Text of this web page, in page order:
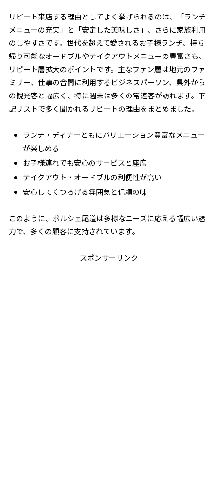
リピート来店する理由としてよく挙げられるのは、「ランチ
メニューの充実」と「安定した美味しさ」、さらに家族利用
のしやすさです。世代を超えて愛されるお子様ランチ、持ち
帰り可能なオードブルやテイクアウトメニューの豊富さも、
リピート層拡大のポイントです。主なファン層は地元のファ
ミリー、仕事の合間に利用するビジネスパーソン、県外から
の観光客と幅広く、特に週末は多くの常連客が訪れます。下
記リストで多く聞かれるリピートの理由をまとめました。
ランチ・ディナーともにバリエーション豊富なメニュー
が楽しめる
お子様連れでも安心のサービスと座席
テイクアウト・オードブルの利便性が高い
安心してくつろげる雰囲気と信頼の味
このように、ポルシェ尾道は多様なニーズに応える幅広い魅
力で、多くの顧客に支持されています。
スポンサーリンク